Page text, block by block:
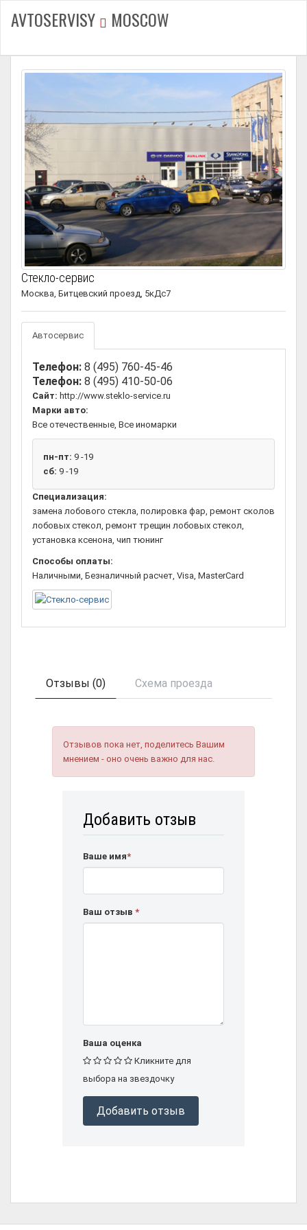
AVTOSERVISY MOSCOW
Стекло-сервис
Москва, Битцевский проезд, 5кДс7
Автосервис
Телефон: 8 (495) 760-45-46
Телефон: 8 (495) 410-50-06
Сайт: http://www.steklo-service.ru
Марки авто:
Все отечественные, Все иномарки
пн-пт: 9 -19
сб: 9 -19
Специализация:
замена лобового стекла, полировка фар, ремонт сколов
лобовых стекол, ремонт трещин лобовых стекол,
установка ксенона, чип тюнинг
Способы оплаты:
Наличными, Безналичный расчет, Visa, MasterCard
Отзывы (0) Схема проезда
Отзывов пока нет, поделитесь Вашим
мнением - оно очень важно для нас.
Добавить отзыв
Ваше имя*
Ваш отзыв *
Ваша оценка
Кликните для
выбора на звездочку
Добавить отзыв